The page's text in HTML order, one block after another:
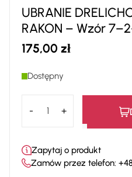
UBRANIE
RAKON – Wzór
175,00 zł
Dostępny
UBRANIE
DLA
GÓRNIKA
RAKON
Zapytaj o produkt
Zamów przez telefon: